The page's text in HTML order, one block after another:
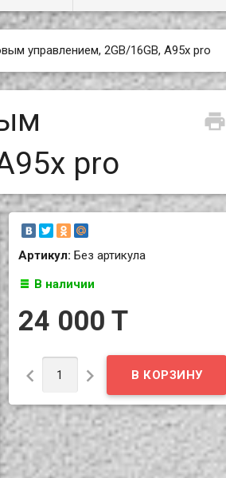
управлением, 2GB/16GB, A95x pro

pro
Артикул: Без артикула
В наличии
24 000 T
 